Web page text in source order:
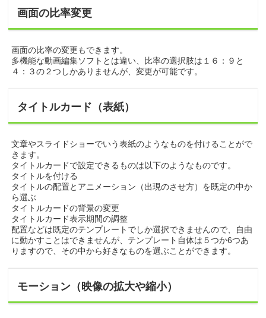
画面の比率変更
画面の比率の変更もできます。
多機能な動画編集ソフトとは違い、比率の選択肢は１６：９と
４：３の２つしかありませんが、変更が可能です。
タイトルカード（表紙）
文章やスライドショーでいう表紙のようなものを付けることがで
きます。
タイトルカードで設定できるものは以下のようなものです。
タイトルを付ける
タイトルの配置とアニメーション（出現のさせ方）を既定の中か
ら選ぶ
タイトルカードの背景の変更
タイトルカード表示期間の調整
配置などは既定のテンプレートでしか選択できませんので、自由
に動かすことはできませんが、テンプレート自体は５つか6つあ
りますので、その中から好きなものを選ぶことができます。
モーション（映像の拡大や縮小）